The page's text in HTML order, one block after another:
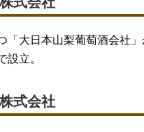
「大日本山梨葡萄酒会社
設立。
式会社